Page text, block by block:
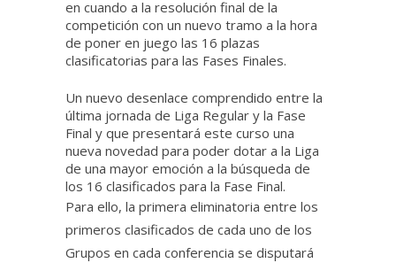
en cuando a la resolución final de la
competición con un nuevo tramo a la hora
de poner en juego las 16 plazas
clasificatorias para las Fases Finales.
Un nuevo desenlace comprendido entre la
última jornada de Liga Regular y la Fase
Final y que presentará este curso una
nueva novedad para poder dotar a la Liga
de una mayor emoción a la búsqueda de
los 16 clasificados para la Fase Final.
Para ello, la primera eliminatoria entre los
primeros clasificados de cada uno de los
Grupos en cada conferencia se disputará